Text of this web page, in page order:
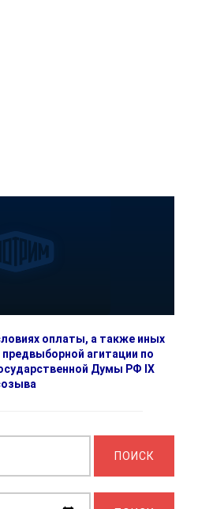
оплаты, а также иных
агитации по
Думы РФ IX